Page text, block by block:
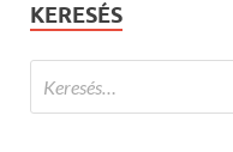
KERESÉS